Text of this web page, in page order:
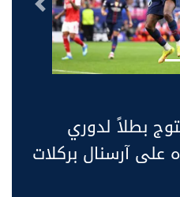
التالى
بطلاً لدوري
على آرسنال بركلات